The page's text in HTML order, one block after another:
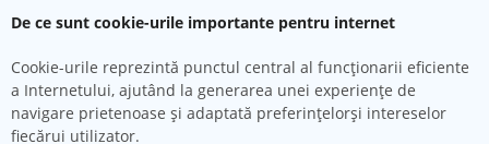
De ce sunt cookie-urile importante pentru internet
Cookie-urile reprezintă punctul central al funcţionarii eficiente
a Internetului, ajutând la generarea unei experienţe de
navigare prietenoase şi adaptată preferinţelorşi intereselor
fiecărui utilizator.